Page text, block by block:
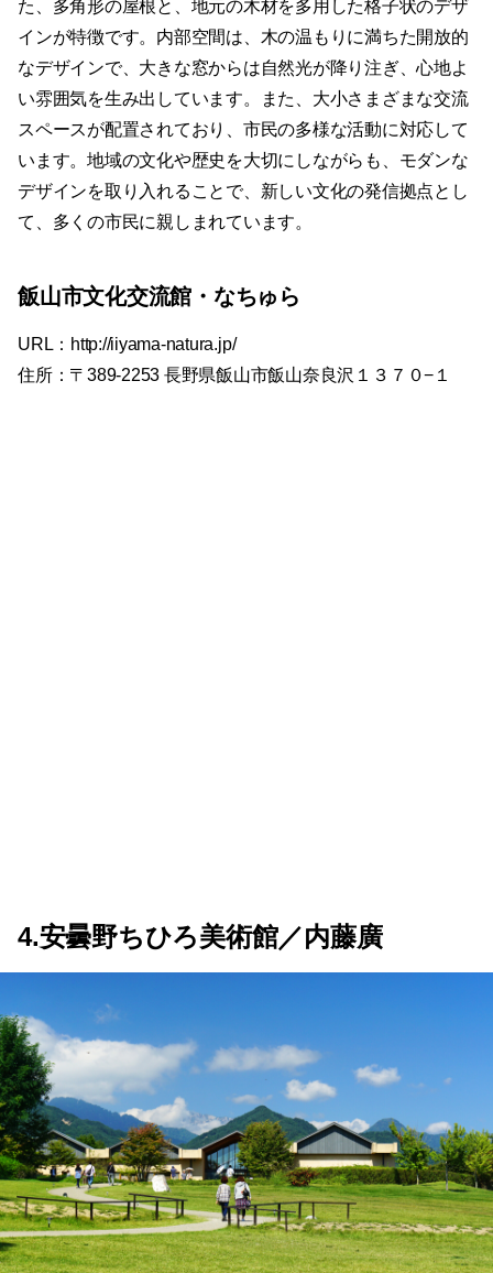
た、多角形の屋根と、地元の木材を多用した格子状のデザ
インが特徴です。内部空間は、木の温もりに満ちた開放的
なデザインで、大きな窓からは自然光が降り注ぎ、心地よ
い雰囲気を生み出しています。また、大小さまざまな交流
スペースが配置されており、市民の多様な活動に対応して
います。地域の文化や歴史を大切にしながらも、モダンな
デザインを取り入れることで、新しい文化の発信拠点とし
て、多くの市民に親しまれています。
飯山市文化交流館・なちゅら
URL：http://iiyama-natura.jp/
住所：〒389-2253 長野県飯山市飯山奈良沢１３７０−１
4.安曇野ちひろ美術館／内藤廣